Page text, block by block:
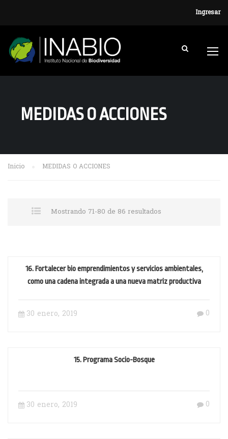
Ingresar
MEDIDAS O ACCIONES
Inicio MEDIDAS O ACCIONES
Mostrando 71-80 de 86 resultados
16. Fortalecer bio emprendimientos y servicios ambientales,
como una cadena integrada a una nueva matriz productiva
30 enero, 2019 0
15. Programa Socio-Bosque
30 enero, 2019 0